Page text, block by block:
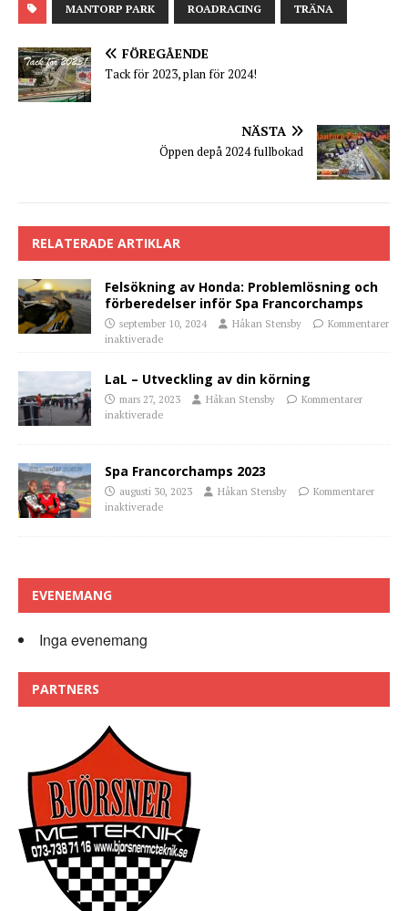
MANTORP PARK ROADRACING TRÄNA
FÖREGÅENDE
Tack för 2023, plan för 2024!
NÄSTA
Öppen depå 2024 fullbokad
RELATERADE ARTIKLAR
Felsökning av Honda: Problemlösning och
förberedelser inför Spa Francorchamps
september 10, 2024 Håkan Stensby
Kommentarer
inaktiverade
LaL – Utveckling av din körning
mars 27, 2023 Håkan Stensby
Kommentarer
inaktiverade
Spa Francorchamps 2023
augusti 30, 2023 Håkan Stensby
Kommentarer
inaktiverade
EVENEMANG
Inga evenemang
PARTNERS